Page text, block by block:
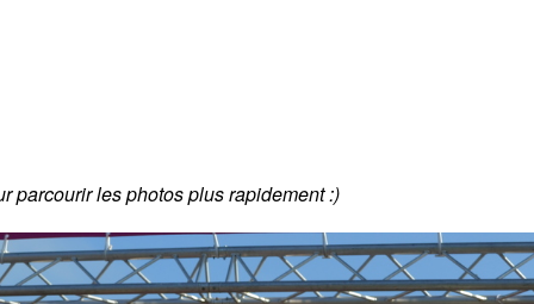
parcourir les photos plus rapidement :)